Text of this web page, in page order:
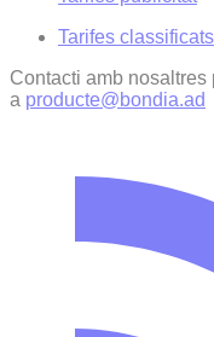
Tarifes classificats
Contacti amb
a producte@bondia.ad